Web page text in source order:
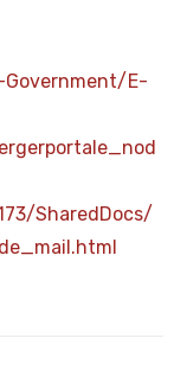
E-
SharedDocs/